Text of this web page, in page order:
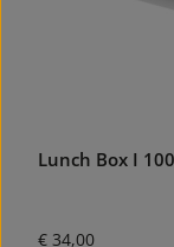
Lunch Box I
Normale prijs:
€ 34,00